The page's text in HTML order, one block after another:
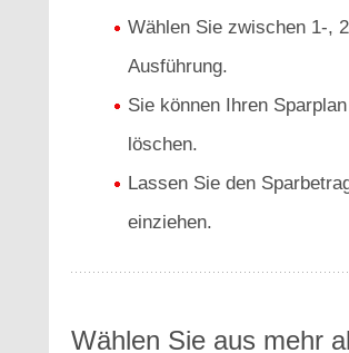
Wählen Sie zwischen 1-,
Ausführung.
Sie können Ihren
löschen.
Lassen Sie den
einziehen.
Wählen Sie aus mehr